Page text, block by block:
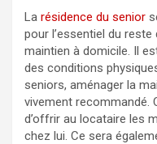
La résidence du senior
pour l’essentiel du
maintien à domicile. Il
des conditions
seniors, aménager la
vivement recommandé.
d’offrir au locataire les
chez lui. Ce sera